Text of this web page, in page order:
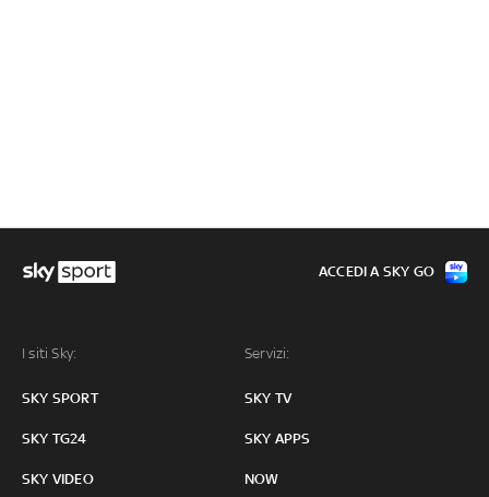
I siti Sky:
SKY SPORT
SKY TG24
SKY VIDEO
Servizi:
SKY TV
SKY APPS
NOW
ACCEDI A SKY GO